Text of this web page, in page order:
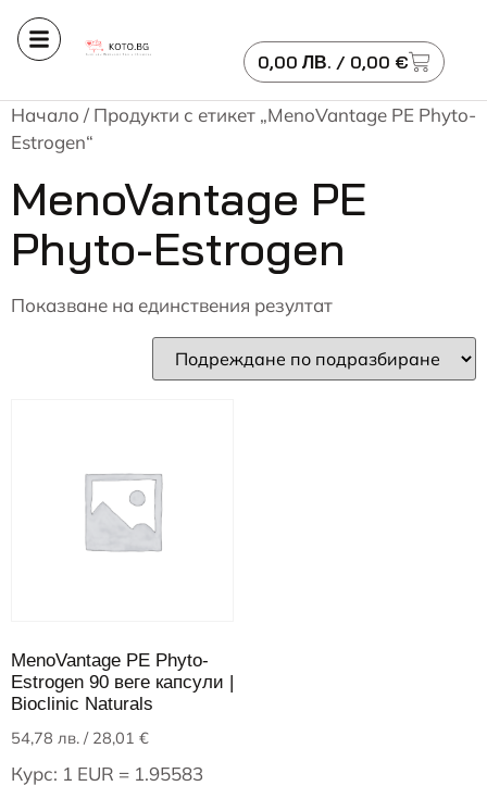
0,00 ЛВ. / 0,00 €
Начало / Продукти с етикет „MenoVantage PE Phyto-
Estrogen“
MenoVantage PE
Phyto-Estrogen
Показване на единствения резултат
MenoVantage PE Phyto-
Estrogen 90 веге капсули |
Bioclinic Naturals
54,78 лв. / 28,01 €
Курс: 1 EUR = 1.95583